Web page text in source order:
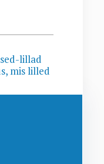
lillad
mis lilled